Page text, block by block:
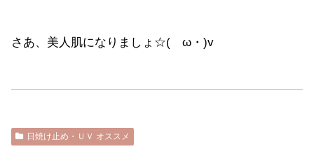
さあ、美人肌になりましょ☆(ゝω・)v
日焼け止め・ＵＶ オススメ